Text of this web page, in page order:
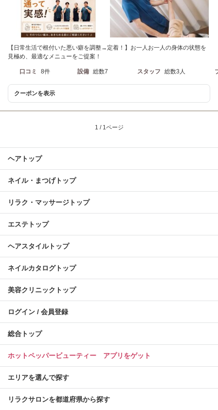
【日常生活で根付いた悪い癖を調整→定着！】お一人お一人の身体の状態を
見極め、最適なメニューをご提案！
口コミ 8件 設備 総数7 スタッフ 総数3人
クーポンを表示
1 / 1ページ
ヘアトップ
ネイル・まつげトップ
リラク・マッサージトップ
エステトップ
ヘアスタイルトップ
ネイルカタログトップ
美容クリニックトップ
ログイン / 会員登録
総合トップ
ホットペッパービューティー アプリをゲット
エリアを選んで探す
リラクサロンを都道府県から探す